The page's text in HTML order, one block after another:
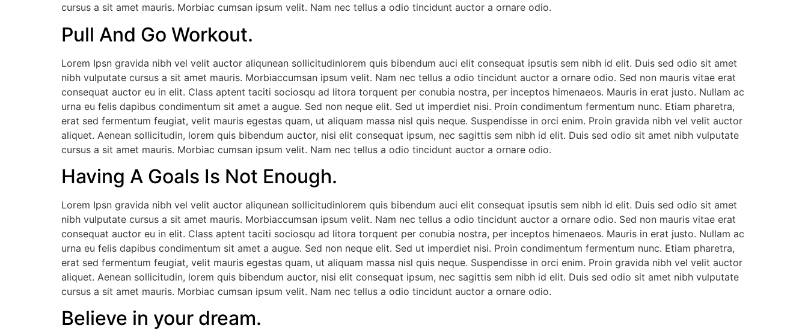
cursus a sit amet mauris. Morbiac cumsan ipsum velit. Nam nec tellus a odio tincidunt auctor a ornare odio.
Pull And Go Workout.
Lorem Ipsn gravida nibh vel velit auctor aliqunean sollicitudinlorem quis bibendum auci elit consequat ipsutis sem nibh id elit. Duis sed odio sit amet
nibh vulputate cursus a sit amet mauris. Morbiaccumsan ipsum velit. Nam nec tellus a odio tincidunt auctor a ornare odio. Sed non mauris vitae erat
consequat auctor eu in elit. Class aptent taciti sociosqu ad litora torquent per conubia nostra, per inceptos himenaeos. Mauris in erat justo. Nullam ac
urna eu felis dapibus condimentum sit amet a augue. Sed non neque elit. Sed ut imperdiet nisi. Proin condimentum fermentum nunc. Etiam pharetra,
erat sed fermentum feugiat, velit mauris egestas quam, ut aliquam massa nisl quis neque. Suspendisse in orci enim. Proin gravida nibh vel velit auctor
aliquet. Aenean sollicitudin, lorem quis bibendum auctor, nisi elit consequat ipsum, nec sagittis sem nibh id elit. Duis sed odio sit amet nibh vulputate
cursus a sit amet mauris. Morbiac cumsan ipsum velit. Nam nec tellus a odio tincidunt auctor a ornare odio.
Having A Goals Is Not Enough.
Lorem Ipsn gravida nibh vel velit auctor aliqunean sollicitudinlorem quis bibendum auci elit consequat ipsutis sem nibh id elit. Duis sed odio sit amet
nibh vulputate cursus a sit amet mauris. Morbiaccumsan ipsum velit. Nam nec tellus a odio tincidunt auctor a ornare odio. Sed non mauris vitae erat
consequat auctor eu in elit. Class aptent taciti sociosqu ad litora torquent per conubia nostra, per inceptos himenaeos. Mauris in erat justo. Nullam ac
urna eu felis dapibus condimentum sit amet a augue. Sed non neque elit. Sed ut imperdiet nisi. Proin condimentum fermentum nunc. Etiam pharetra,
erat sed fermentum feugiat, velit mauris egestas quam, ut aliquam massa nisl quis neque. Suspendisse in orci enim. Proin gravida nibh vel velit auctor
aliquet. Aenean sollicitudin, lorem quis bibendum auctor, nisi elit consequat ipsum, nec sagittis sem nibh id elit. Duis sed odio sit amet nibh vulputate
cursus a sit amet mauris. Morbiac cumsan ipsum velit. Nam nec tellus a odio tincidunt auctor a ornare odio.
Believe in your dream.